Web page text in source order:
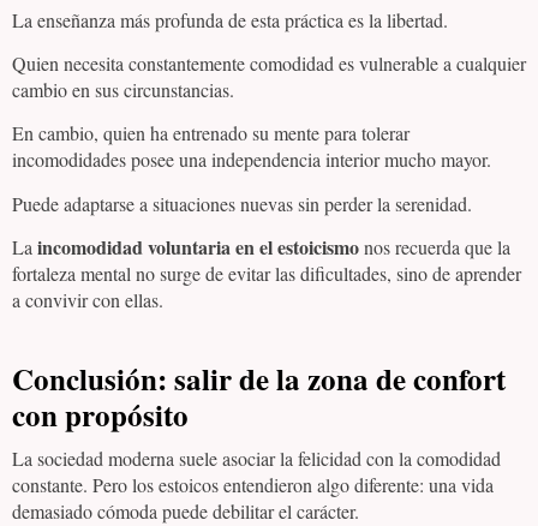
La enseñanza más profunda de esta práctica es la libertad.
Quien necesita constantemente comodidad es vulnerable a cualquier
cambio en sus circunstancias.
En cambio, quien ha entrenado su mente para tolerar
incomodidades posee una independencia interior mucho mayor.
Puede adaptarse a situaciones nuevas sin perder la serenidad.
La incomodidad voluntaria en el estoicismonos recuerda que la
fortaleza mental no surge de evitar las dificultades, sino de aprender
a convivir con ellas.
Conclusión: salir de la zona de confort
con propósito
La sociedad moderna suele asociar la felicidad con la comodidad
constante. Pero los estoicos entendieron algo diferente: una vida
demasiado cómoda puede debilitar el carácter.